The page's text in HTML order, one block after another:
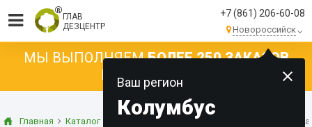
ГЛАВ
ДЕЗЦЕНТР
+7 (861) 206-60-08
Новороссийск
Ваш регион
Колумбус
МЫ ВЫПОЛНЯЕМБОЛЕЕ 250 ЗАКАЗОВ
КАЖДЫЙ ДЕНЬ!
Главная Каталог Концентраты Порошки Ротендант, на